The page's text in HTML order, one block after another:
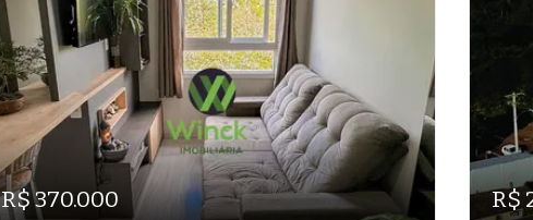
R$ 370.000 R$